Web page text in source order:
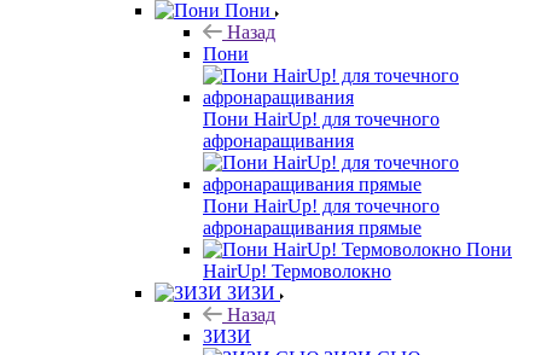
Пони
Назад
Пони
Пони HairUp! для точечного
афронаращивания
Пони HairUp! для точечного
афронаращивания прямые
Пони
HairUp! Термоволокно
ЗИЗИ
Назад
ЗИЗИ